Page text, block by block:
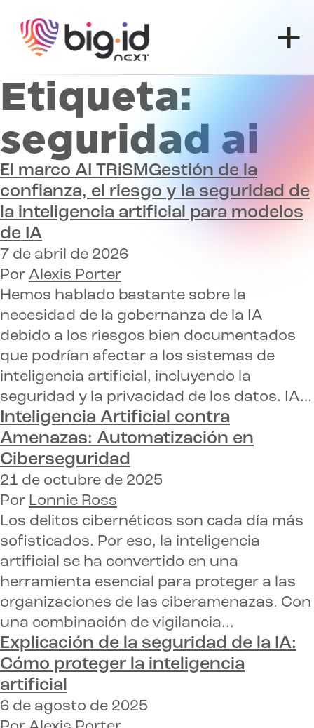
Etiqueta:
seguridad ai
El marco AI TRiSMGestión de la
confianza, el riesgo y la seguridad de
la inteligencia artificial para modelos
de IA
7 de abril de 2026
Por Alexis Porter
Hemos hablado bastante sobre la
necesidad de la gobernanza de la IA
debido a los riesgos bien documentados
que podrían afectar a los sistemas de
inteligencia artificial, incluyendo la
seguridad y la privacidad de los datos. IA…
Inteligencia Artificial contra
Amenazas: Automatización en
Ciberseguridad
21 de octubre de 2025
Por Lonnie Ross
Los delitos cibernéticos son cada día más
sofisticados. Por eso, la inteligencia
artificial se ha convertido en una
herramienta esencial para proteger a las
organizaciones de las ciberamenazas. Con
una combinación de vigilancia...
Explicación de la seguridad de la IA:
Cómo proteger la inteligencia
artificial
6 de agosto de 2025